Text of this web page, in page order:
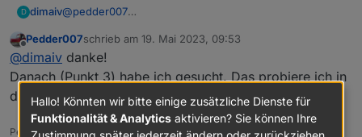
D dimaiv@pedder007
starten:Über Webinterface Menü "Tools-Reboot ESP32"
Über MQTT, wenn man es über Webinterface
aktiviert und eingestellt hat "Config-MQTT"
Sehr wichtig: vorher immer erst Zigbee Adapter (oder
Z2M ) stoppen!
Offline
Pedder007schrieb am 19. Mai 2023, 09:53
zuletzt editiert von
@dimaiv danke!
Danach (Punkt 3) habe ich gesucht. Das probiere ich in
den nächsten Tage mal aus.
Pedder
Hallo! Könnten wir bitte einige zusätzliche Dienste für
Funktionalität & Analytics aktivieren? Sie können Ihre